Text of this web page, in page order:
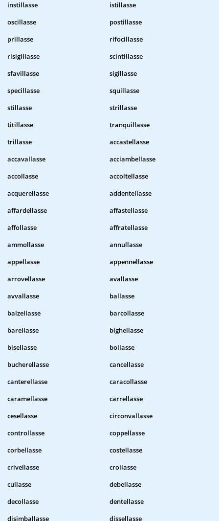
instillasse
istillasse
oscillasse
postillasse
prillasse
rifocillasse
risigillasse
scintillasse
sfavillasse
sigillasse
specillasse
squillasse
stillasse
strillasse
titillasse
tranquillasse
trillasse
accastellasse
accavallasse
acciambellasse
accollasse
accoltellasse
acquerellasse
addentellasse
affardellasse
affastellasse
affollasse
affratellasse
ammollasse
annullasse
appellasse
appennellasse
arrovellasse
avallasse
avvallasse
ballasse
balzellasse
barcollasse
barellasse
bighellasse
bisellasse
bollasse
bucherellasse
cancellasse
canterellasse
caracollasse
caramellasse
carrellasse
cesellasse
circonvallasse
controllasse
coppellasse
corbellasse
costellasse
crivellasse
crollasse
cullasse
debellasse
decollasse
dentellasse
disimballasse
dissellasse